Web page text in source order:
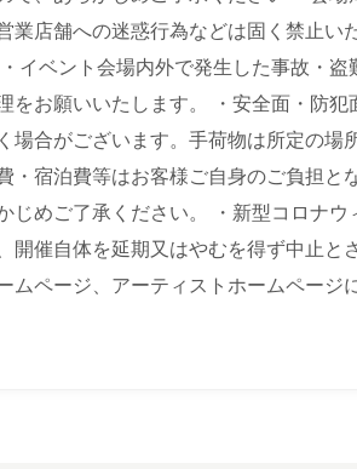
業店舗への迷惑行為などは固く禁止い
イベント会場内外で発生した事故・
をお願いいたします。 ・安全面・防
場合がございます。手荷物は所定の場
・宿泊費等はお客様ご自身のご負担と
じめご了承ください。 ・新型コロナ
開催自体を延期又はやむを得ず中止と
ムページ、アーティストホームページ